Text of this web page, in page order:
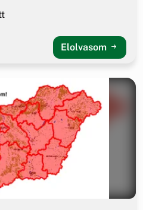
Elolvasom